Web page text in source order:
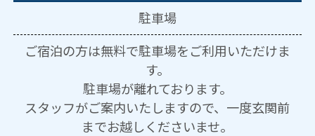
駐車場
ご宿泊の方は無料で駐車場をご利用いただけま
す。
駐車場が離れております。
スタッフがご案内いたしますので、一度玄関前
までお越しくださいませ。